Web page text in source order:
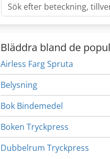
Bläddra bland de
Airless Farg Spruta
Belysning
Bok Bindemedel
Boken Tryckpress
Dubbelrum Tryckpress